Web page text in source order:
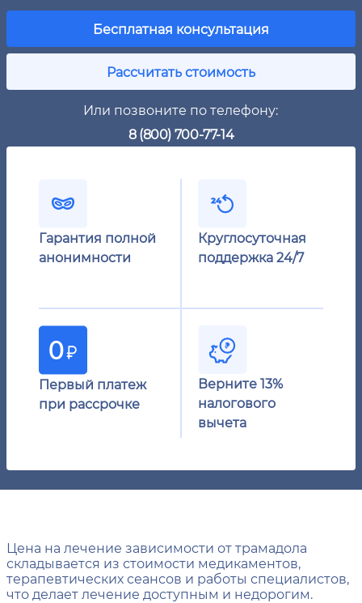
Бесплатная консультация
Рассчитать стоимость
Или позвоните по телефону:
8 (800) 700-77-14
Гарантия полной
анонимности
Круглосуточная
поддержка 24/7
Первый платеж
при рассрочке
Верните 13%
налогового
вычета
Цена на лечение зависимости от трамадола
складывается из стоимости медикаментов,
терапевтических сеансов и работы специалистов,
что делает лечение доступным и недорогим.